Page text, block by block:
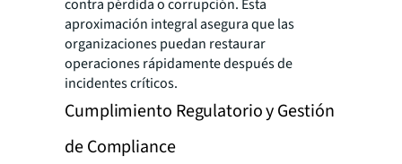
contra pérdida o corrupción. Esta
aproximación integral asegura que las
organizaciones puedan restaurar
operaciones rápidamente después de
incidentes críticos.
Cumplimiento Regulatorio y Gestión
de Compliance